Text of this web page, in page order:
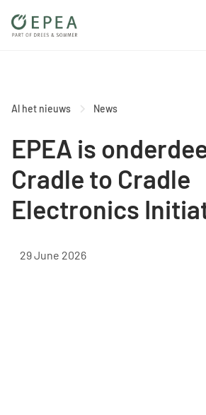
Al het nieuws News
EPEA is
Cradle to Cradle
Electronics
29 June 2026